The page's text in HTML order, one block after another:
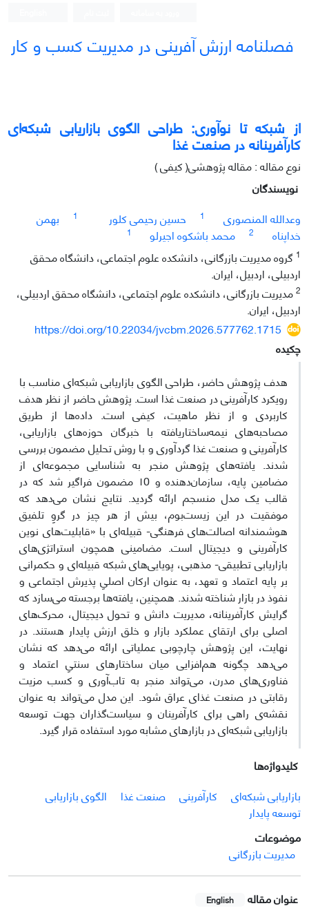
فصلنامه ارزش آفرینی در مدیریت کسب و کار
از شبکه تا نوآوری: طراحی الگوی بازاریابی شبکه‌ای
کارآفرینانه در صنعت غذا
نوع مقاله : مقاله پژوهشی( کیفی )
نویسندگان
وعدالله المنصوری
1 حسین رحیمی کلور 1
بهمن
خداپناه
2 محمد باشکوه اجیرلو
1
1 گروه مدیریت بازرگانی، دانشکده علوم اجتماعی، دانشگاه محقق
اردبیلی، اردبیل، ایران.
2مدیریت بازرگانی، دانشکده علوم اجتماعی، دانشگاه محقق اردبیلی،
اردبیل، ایران.
https://doi.org/10.22034/jvcbm.2026.577762.1715
چکیده
هدف پژوهش حاضر، طراحی الگوی بازاریابی شبکه‌ای مناسب با
رویکرد کارآفرینی در صنعت غذا است. پژوهش حاضر از نظر هدف
کاربردی و از نظر ماهیت، کیفی است. داده‌ها از طریق
مصاحبه‌های نیمه‌ساختاریافته با خبرگان حوزه‌های بازاریابی،
کارآفرینی و صنعت غذا گردآوری و با روش تحلیل مضمون بررسی
شدند. یافته‌های پژوهش منجر به شناسایی مجموعه‌ای از
مضامین پایه، سازمان‌دهنده و ۱0 مضمون فراگیر شد که در
قالب یک مدل منسجم ارائه گردید. نتایج نشان می‌دهد که
موفقیت در این زیست‌بوم، بیش از هر چیز در گروِ تلفیق
هوشمندانه اصالت‌های فرهنگی- قبیله‌ای با «قابلیت‌های نوین
کارآفرینی و دیجیتال است. مضامینی همچون استراتژی‌های
بازاریابی تطبیقی- مذهبی، پویایی‌های شبکه قبیله‌ای و حکمرانی
بر پایه اعتماد و تعهد، به عنوان ارکان اصلیِ پذیرش اجتماعی و
نفوذ در بازار شناخته شدند. همچنین، یافته‌ها برجسته می‌سازد که
گرایش کارآفرینانه، مدیریت دانش و تحول دیجیتال، محرک‌های
اصلی برای ارتقای عملکرد بازار و خلق ارزش پایدار هستند. در
نهایت، این پژوهش چارچوبی عملیاتی ارائه می‌دهد که نشان
می‌دهد چگونه هم‌افزایی میان ساختارهای سنتیِ اعتماد و
فناوری‌های مدرن، می‌تواند منجر به تاب‌آوری و کسب مزیت
رقابتی در صنعت غذای عراق شود. این مدل می‌تواند به عنوان
نقشه‌ی راهی برای کارآفرینان و سیاست‌گذاران جهت توسعه
بازاریابی شبکه‌ای در بازارهای مشابه مورد استفاده قرار گیرد.
کلیدواژه‌ها
بازاریابی شبکه‌ای
کارآفرینی صنعت غذا
الگوی بازاریابی
توسعه پایدار
موضوعات
مدیریت بازرگانی
عنوان مقاله English